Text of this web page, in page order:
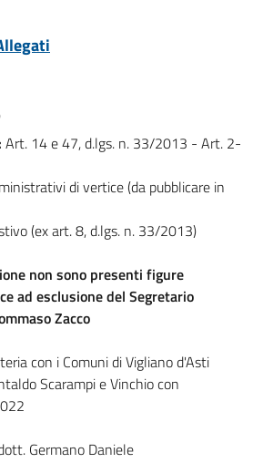
Art. 14 e 47, d.lgs. n. 33/2013 - Art. 2-
di vertice (da pubblicare in
(ex art. 8, d.lgs. n. 33/2013)
non sono presenti figure
ad esclusione del Segretario
Zacco
con i Comuni di Vigliano d'Asti
Scarampi e Vinchio con
Germano Daniele